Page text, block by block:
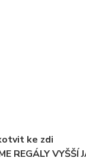
ke zdi
REGÁLY VYŠŠÍ